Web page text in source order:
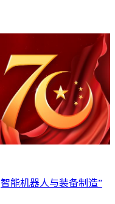
智能机器人与装备制造”